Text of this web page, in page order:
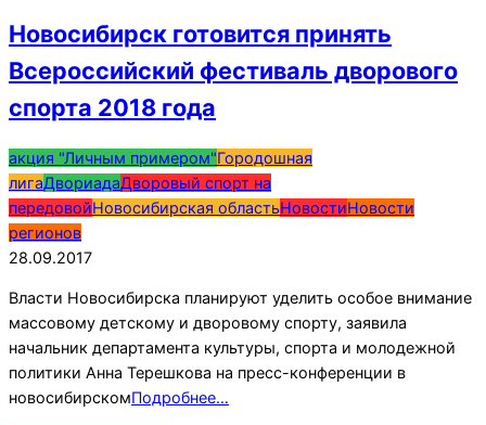
Новосибирск готовится принять
Всероссийский фестиваль дворового
спорта 2018 года
2017-
09-
28
акция "Личным примером"Городошная
лигаДвориадаДворовый спорт на
передовойНовосибирская областьНовостиНовости
регионов
28.09.2017
Власти Новосибирска планируют уделить особое внимание
массовому детскому и дворовому спорту, заявила
начальник департамента культуры, спорта и молодежной
политики Анна Терешкова на пресс-конференции в
новосибирскомПодробнее…